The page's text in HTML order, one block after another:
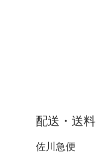
配送・送
佐川急便